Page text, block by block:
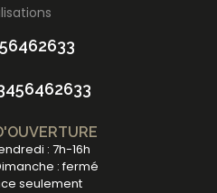
: 7h-16h
: fermé
seulement